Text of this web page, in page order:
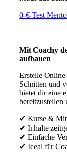
0-€-Test
Mit Coachy
aufbauen
Erstelle
Schritten und
bietet dir eine
bereitzustellen
✔ Kurse &
✔ Inhalte
✔ Einfache
✔ Ideal für